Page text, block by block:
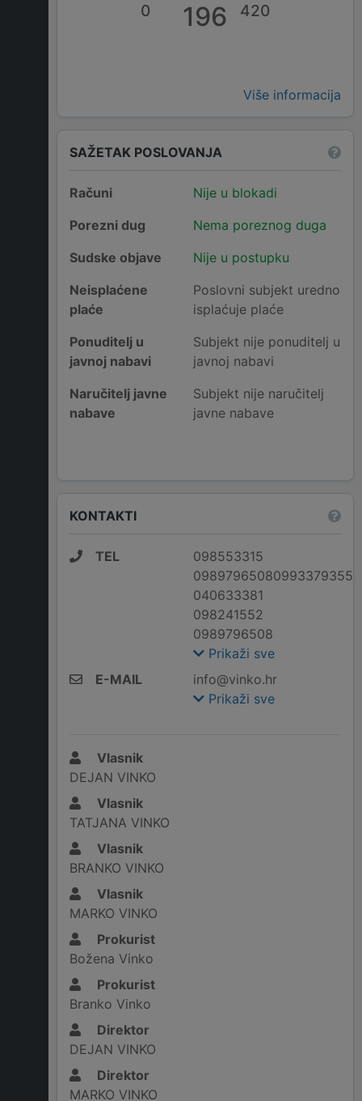
0 196 420
Više informacija
SAŽETAK POSLOVANJA
Računi
Nije u blokadi
Porezni dug
Nema poreznog duga
Sudske objave
Nije u postupku
Neisplaćene
plaće
Poslovni subjekt uredno
isplaćuje plaće
Ponuditelj u
javnoj nabavi
Subjekt nije ponuditelj u
javnoj nabavi
Naručitelj javne
nabave
Subjekt nije naručitelj
javne nabave
KONTAKTI
TEL
098553315
09897965080993379355
040633381
098241552
0989796508
Prikaži sve
E-MAIL
info@vinko.hr
Prikaži sve
Vlasnik
DEJAN VINKO
Vlasnik
TATJANA VINKO
Vlasnik
BRANKO VINKO
Vlasnik
MARKO VINKO
Prokurist
Božena Vinko
Prokurist
Branko Vinko
Direktor
DEJAN VINKO
Direktor
MARKO VINKO